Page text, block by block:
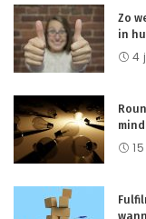
Zo
in
4